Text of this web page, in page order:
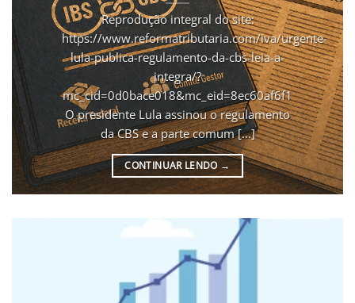
Reprodução integral do site:
https://www.reformatributaria.com/iva/urgente-
lula-publica-regulamento-da-cbs-leia-a-
integra/?
mc_cid=0d0bace018&mc_eid=8ec60af6f1
O presidente Lula assinou o regulamento
da CBS e a parte comum [...]
CONTINUAR LENDO→